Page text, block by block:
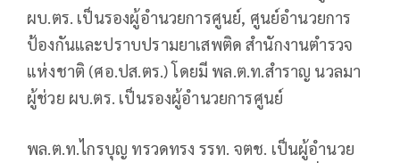
ผบ.ตร. เป็นรองผู้อำนวยการศูนย์, ศูนย์อำนวยการ
ป้องกันและปราบปรามยาเสพติด สำนักงานตำรวจ
แห่งชาติ (ศอ.ปส.ตร.) โดยมี พล.ต.ท.สำราญ นวลมา
ผู้ช่วย ผบ.ตร. เป็นรองผู้อำนวยการศูนย์
พล.ต.ท.ไกรบุญ ทรวดทรง รรท. จตช. เป็นผู้อำนวย